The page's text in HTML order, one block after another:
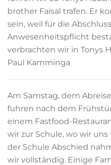
brother Faisal trafen. Er
sein, weil für die
Anwesenheitspflicht
verbrachten wir in Tonys
Paul Kamminga
Am Samstag, dem
fuhren nach dem
einem Fastfood-
wir zur Schule, wo wir
der Schule Abschied
wir vollständig. Einige